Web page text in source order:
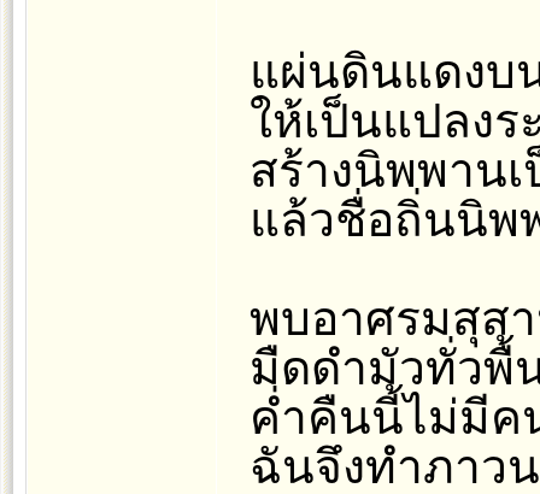
แผ่นดินแดงบ
ให้เป็นแปลงร
สร้างนิพพาน
แล้วชื่อถิ่นนิพ
พบอาศรมสุส
มืดดำมัวทั่วพื้
ค่ำคืนนี้ไม่มีค
ฉันจึงทำภาว